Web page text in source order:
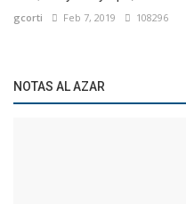
gcorti Feb 7, 2019 108296
NOTAS AL AZAR